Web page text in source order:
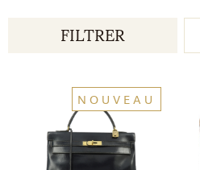
FILTRER
NOUVEAU